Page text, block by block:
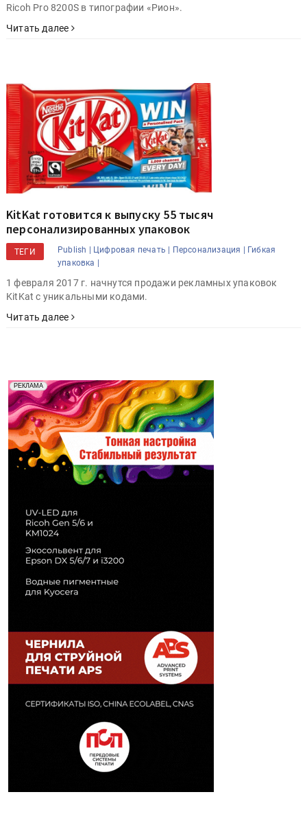
Ricoh Pro 8200S в типографии «Рион».
Читать далее
KitKat готовится к выпуску 55 тысяч
персонализированных упаковок
ТЕГИ Publish | Цифровая печать | Персонализация |
Гибкая
упаковка |
1 февраля 2017 г. начнутся продажи рекламных упаковок
KitKat с уникальными кодами.
Читать далее
РЕКЛАМА
Реклама. Рекламодатель ООО "Передовые Системы
Печати" erid: 2SDnjd2d4Qz